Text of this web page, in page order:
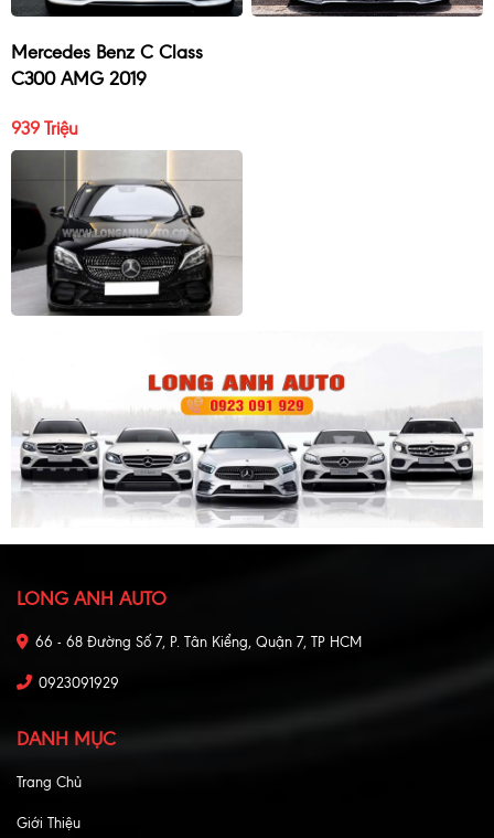
Mercedes Benz C Class
C300 AMG 2019
939 Triệu
LONG ANH AUTO
66 - 68 Đường Số 7, P. Tân Kiểng, Quận 7, TP HCM
0923091929
DANH MỤC
Trang Chủ
Giới Thiệu